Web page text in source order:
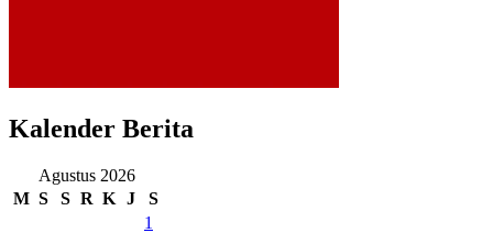
Kalender Berita
Agustus 2026
M S S R K J
S
1